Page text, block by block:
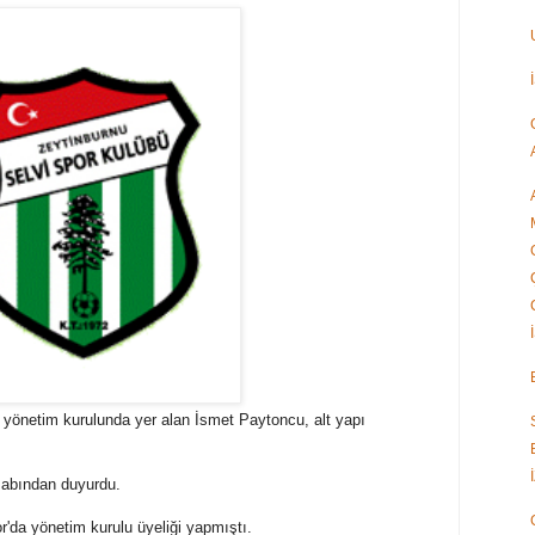
kurulunda yer alan İsmet Paytoncu, alt yapı
duyurdu.
yönetim kurulu üyeliği yapmıştı.